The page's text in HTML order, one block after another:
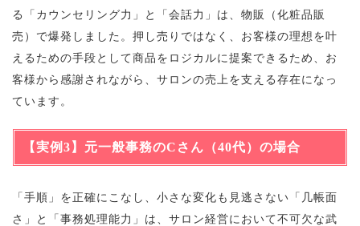
る「カウンセリング力」と「会話力」は、物販（化粧品販
売）で爆発しました。押し売りではなく、お客様の理想を叶
えるための手段として商品をロジカルに提案できるため、お
客様から感謝されながら、サロンの売上を支える存在になっ
ています。
【実例3】元一般事務のCさん（40代）の場合
「手順」を正確にこなし、小さな変化も見逃さない「几帳面
さ」と「事務処理能力」は、サロン経営において不可欠な武